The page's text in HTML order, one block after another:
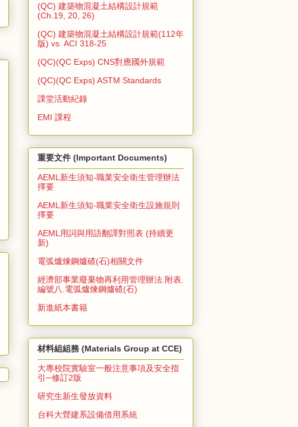
(QC) 建築物混凝土結構設計規範
(Ch.19, 20, 26)
(QC) 建築物混凝土結構設計規範(112年
版) vs. ACI 318-25
(QC)(QC Exps) CNS對應國外規範
(QC)(QC Exps) ASTM Standards
課堂活動紀錄
EMI 課程
重要文件 (Important Documents)
AEML新生須知-職業安全衛生管理辦法
擇要
AEML新生須知-職業安全衛生設施規則
擇要
AEML用詞與用語翻譯對照表 (持續更
新)
電弧爐煉鋼爐碴(石)相關文件
經濟部事業廢棄物再利用管理辦法.附表.
編號八.電弧爐煉鋼爐碴(石)
新進紙本書籍
材料組組務 (Materials Group at CCE)
大專校院實驗室一般注意事項及安全指
引─修訂2版
研究生新生發放資料
台科大營建系設備借用系統